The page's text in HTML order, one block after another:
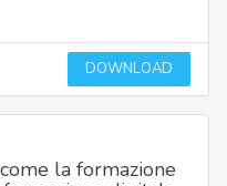
DOWNLOAD
la formazione